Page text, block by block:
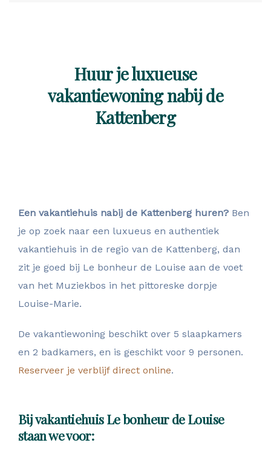
Huur je luxueuse
vakantiewoning nabij de
Kattenberg
Een vakantiehuis nabij de Kattenberg huren? Ben
je op zoek naar een luxueus en authentiek
vakantiehuis in de regio van de Kattenberg, dan
zit je goed bij Le bonheur de Louise aan de voet
van het Muziekbos in het pittoreske dorpje
Louise-Marie.
De vakantiewoning beschikt over 5 slaapkamers
en 2 badkamers, en is geschikt voor 9 personen.
Reserveer je verblijf direct online.
Bij vakantiehuis Le bonheur de Louise
staan we voor: